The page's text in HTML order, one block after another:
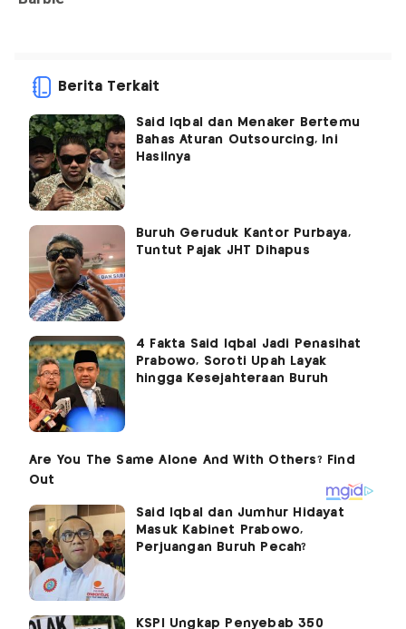
Berita Terkait
Said Iqbal dan Menaker Bertemu
Bahas Aturan Outsourcing, Ini
Hasilnya
Buruh Geruduk Kantor Purbaya,
Tuntut Pajak JHT Dihapus
4 Fakta Said Iqbal Jadi Penasihat
Prabowo, Soroti Upah Layak
hingga Kesejahteraan Buruh
Said Iqbal dan Jumhur Hidayat
Masuk Kabinet Prabowo,
Perjuangan Buruh Pecah?
KSPI Ungkap Penyebab 350